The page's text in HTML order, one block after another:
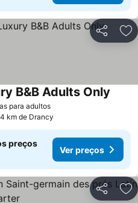
Partilhar
para adultos
B&B Adults Only
km de Drancy
preços
Ver preços
Partilhar